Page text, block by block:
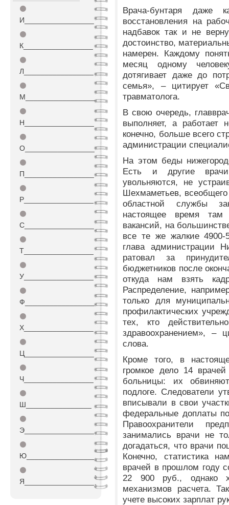
⚫
И_________________
⚫
К_________________
⚫
Л_________________
⚫
М_________________
⚫
Н_________________
⚫
О_________________
⚫
П_________________
⚫
Р_________________
⚫
С_________________
⚫
Т_________________
⚫
У_________________
⚫
Ф_________________
⚫
Х_________________
⚫
Ц_________________
⚫
Ч_________________
⚫
Ш________________
⚫
Э_________________
⚫
Ю_________________
⚫
Я_________________
Врача-бунтаря даже
восстановления на
надбавок так и не
достоинство,
намерен. Каждому
месяц одному
дотягивает даже до
семья», – цитирует
травматолога.
В свою очередь,
выполняет, а работает
конечно, больше всего
администрации
На этом беды
Есть и другие
увольняются, не
Шехмаметьев, всеобщего
областной службы
настоящее время
вакансий, на
все те же жалкие
глава администрации
ратовал за
бюджетников после
откуда нам взять
Распределение,
только для
профилактических
тех, кто
здравоохранением», –
слова.
Кроме того, в
громкое дело 14
больницы: их
подлоге. Следователи
вписывали в свои
федеральные доплаты
Правоохранители
занимались врачи не
догадаться, что врачи
Конечно, статистика
врачей в прошлом году
22 900 руб., однако
механизмов расчета.
учете высоких зарплат